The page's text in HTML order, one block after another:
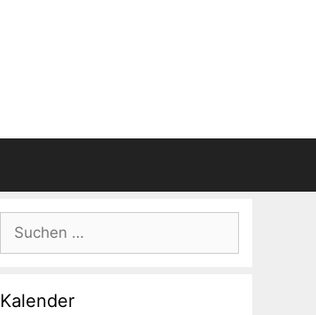
Suchen
nach:
Kalender